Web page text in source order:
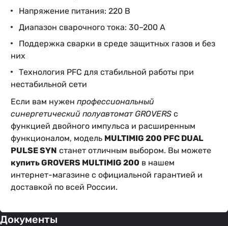
Напряжение питания: 220 В
Диапазон сварочного тока: 30–200 А
Поддержка сварки в среде защитных газов и без
них
Технология PFC для стабильной работы при
нестабильной сети
Если вам нужен профессиональный
синергетический полуавтомат GROVERS с
функцией двойного импульса и расширенным
функционалом, модель MULTIMIG 200 PFC DUAL
PULSE SYN станет отличным выбором. Вы можете
купить GROVERS MULTIMIG 200 в нашем
интернет-магазине с официальной гарантией и
доставкой по всей России.
Документы